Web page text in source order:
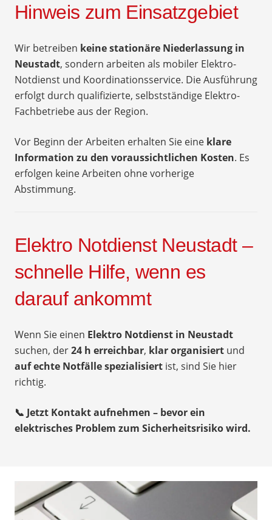
Hinweis zum Einsatzgebiet
Wir betreiben keine stationäre Niederlassung in
Neustadt, sondern arbeiten als mobiler Elektro-
Notdienst und Koordinationsservice. Die Ausführung
erfolgt durch qualifizierte, selbstständige Elektro-
Fachbetriebe aus der Region.
Vor Beginn der Arbeiten erhalten Sie eine klare
Information zu den voraussichtlichen Kosten. Es
erfolgen keine Arbeiten ohne vorherige
Abstimmung.
Elektro Notdienst Neustadt –
schnelle Hilfe, wenn es
darauf ankommt
Wenn Sie einen Elektro Notdienst in Neustadt
suchen, der24 h erreichbar, klar organisiert und
auf echte Notfälle spezialisiert ist, sind Sie hier
richtig.
📞 Jetzt Kontakt aufnehmen – bevor ein
elektrisches Problem zum Sicherheitsrisiko wird.